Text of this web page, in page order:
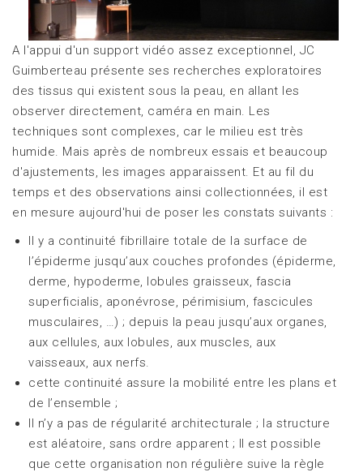
A l'appui d'un support vidéo assez exceptionnel, JC
Guimberteau présente ses recherches exploratoires
des tissus qui existent sous la peau, en allant les
observer directement, caméra en main. Les
techniques sont complexes, car le milieu est très
humide. Mais après de nombreux essais et beaucoup
d'ajustements, les images apparaissent. Et au fil du
temps et des observations ainsi collectionnées, il est
en mesure aujourd'hui de poser les constats suivants :
Il y a continuité fibrillaire totale de la surface de
l’épiderme jusqu’aux couches profondes (épiderme,
derme, hypoderme, lobules graisseux, fascia
superficialis, aponévrose, périmisium, fascicules
musculaires, …) ; depuis la peau jusqu’aux organes,
aux cellules, aux lobules, aux muscles, aux
vaisseaux, aux nerfs.
cette continuité assure la mobilité entre les plans et
de l’ensemble ;
Il n’y a pas de régularité architecturale ; la structure
est aléatoire, sans ordre apparent ; Il est possible
que cette organisation non régulière suive la règle